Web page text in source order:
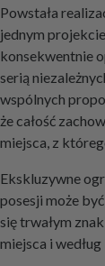
Powstała
jednym
konsekwentnie
serią
wspólnych
że całość
miejsca, z
Ekskluzywne
posesji może
się trwałym
miejsca i